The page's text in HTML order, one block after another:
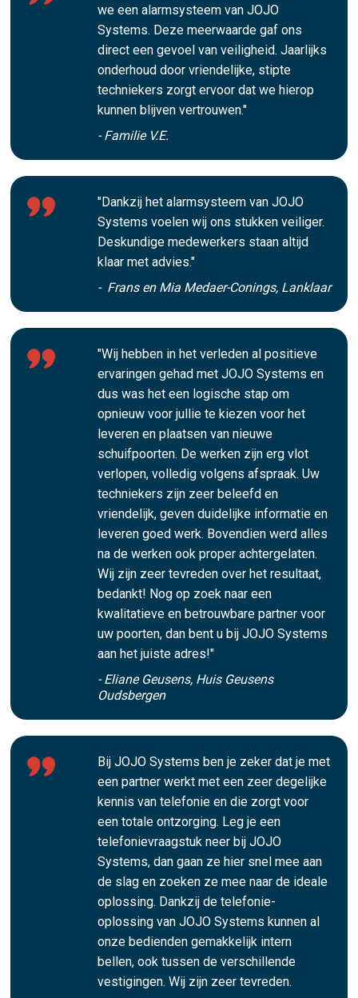
we een alarmsysteem van JOJO
Systems. Deze meerwaarde gaf ons
direct een gevoel van veiligheid. Jaarlijks
onderhoud door vriendelijke, stipte
techniekers zorgt ervoor dat we hierop
kunnen blijven vertrouwen."
- Familie V.E.
"Dankzij het alarmsysteem van JOJO
Systems voelen wij ons stukken veiliger.
Deskundige medewerkers staan altijd
klaar met advies."
- Frans en Mia Medaer-Conings, Lanklaar
"Wij hebben in het verleden al positieve
ervaringen gehad met JOJO Systems en
dus was het een logische stap om
opnieuw voor jullie te kiezen voor het
leveren en plaatsen van nieuwe
schuifpoorten. De werken zijn erg vlot
verlopen, volledig volgens afspraak. Uw
techniekers zijn zeer beleefd en
vriendelijk, geven duidelijke informatie en
leveren goed werk. Bovendien werd alles
na de werken ook proper achtergelaten.
Wij zijn zeer tevreden over het resultaat,
bedankt! Nog op zoek naar een
kwalitatieve en betrouwbare partner voor
uw poorten, dan bent u bij JOJO Systems
aan het juiste adres!"
- Eliane Geusens, Huis Geusens
Oudsbergen
Bij JOJO Systems ben je zeker dat je met
een partner werkt met een zeer degelijke
kennis van telefonie en die zorgt voor
een totale ontzorging. Leg je een
telefonievraagstuk neer bij JOJO
Systems, dan gaan ze hier snel mee aan
de slag en zoeken ze mee naar de ideale
oplossing. Dankzij de telefonie-
oplossing van JOJO Systems kunnen al
onze bedienden gemakkelijk intern
bellen, ook tussen de verschillende
vestigingen. Wij zijn zeer tevreden.